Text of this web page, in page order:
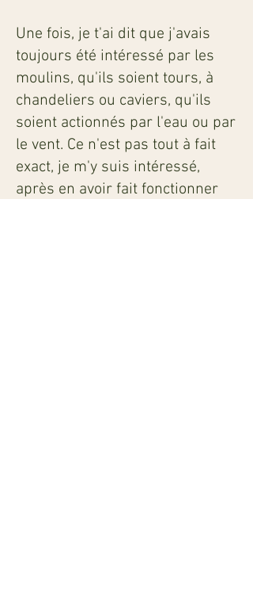
Une fois, je t'ai dit que j'avais
toujours été intéressé par les
moulins, qu'ils soient tours, à
chandeliers ou caviers, qu'ils
soient actionnés par l'eau ou par
le vent. Ce n'est pas tout à fait
exact, je m'y suis intéressé,
après en avoir fait fonctionner